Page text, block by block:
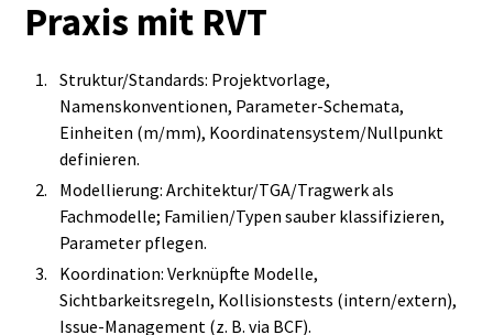
Praxis mit RVT
Struktur/Standards: Projektvorlage,
Namenskonventionen, Parameter‑Schemata,
Einheiten (m/mm), Koordinatensystem/Nullpunkt
definieren.
Modellierung: Architektur/TGA/Tragwerk als
Fachmodelle; Familien/Typen sauber klassifizieren,
Parameter pflegen.
Koordination: Verknüpfte Modelle,
Sichtbarkeitsregeln, Kollisionstests (intern/extern),
Issue‑Management (z. B. via BCF).